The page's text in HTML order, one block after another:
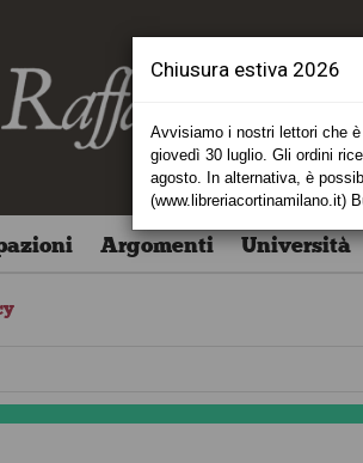
Argomenti Università
Chiusura estiva 2026
Avvisiamo i nostri lettori che
giovedì 30 luglio. Gli ordini
agosto. In alternativa, è
(www.libreriacortinamilano.it)